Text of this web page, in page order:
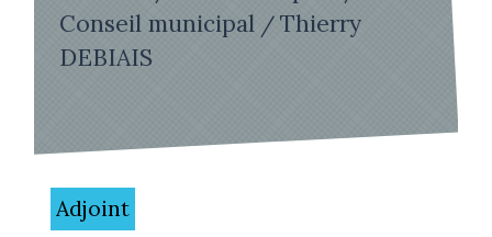
Conseil municipal/ Thierry
DEBIAIS
Adjoint